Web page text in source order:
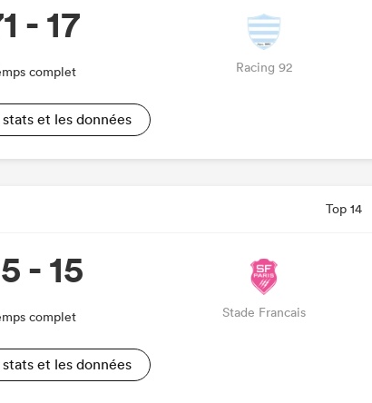
- 17
complet Racing 92
et les données
Top 14
- 15
complet Stade Francais
et les données